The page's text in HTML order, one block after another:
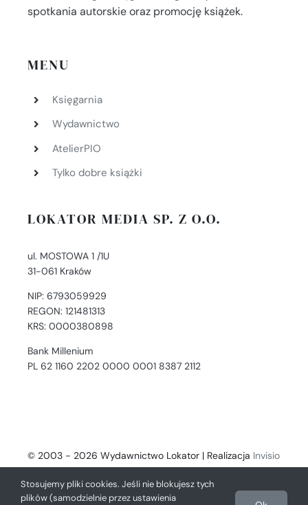
spotkania autorskie oraz promocję książek.
MENU
Księgarnia
Wydawnictwo
AtelierPIO
Tylko dobre książki
LOKATOR MEDIA SP. Z O.O.
ul. MOSTOWA 1 /1U
31-061 Kraków
NIP: 6793059929
REGON: 121481313
KRS: 0000380898
Bank Millenium
PL 62 1160 2202 0000 0001 8387 2112
© 2003 - 2026 Wydawnictwo Lokator | Realizacja Invisio
- Digital Solutions
Stosujemy pliki cookies. Jeśli nie blokujesz tych
plików (samodzielnie przez ustawienia